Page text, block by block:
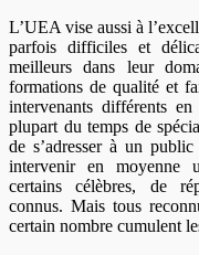
L’UEA vise aussi à
parfois difficiles et
meilleurs dans leur
formations de qualité et
intervenants différents
plupart du temps de
de s’adresser à un
intervenir en moyenne
certains célèbres, de
connus. Mais tous
certain nombre cumulent